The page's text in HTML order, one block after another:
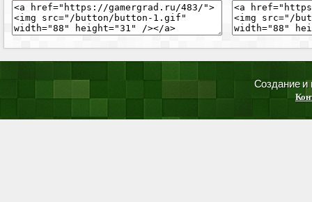
Создание и